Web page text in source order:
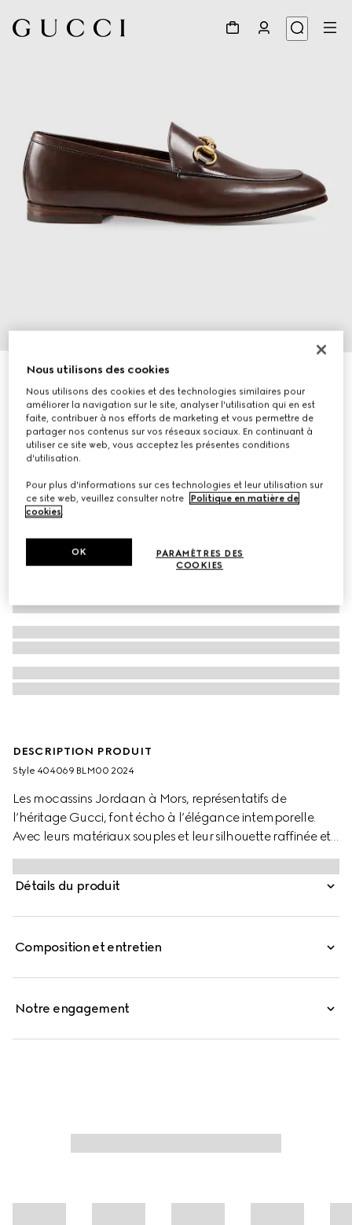
Mocassins Gucci Jordaan pour femme
€ 890
DESCRIPTION PRODUIT
Style ‎404069 BLM00 2024
Les mocassins Jordaan à Mors, représentatifs de
l’héritage Gucci, font écho à l’élégance intemporelle.
Avec leurs matériaux souples et leur silhouette raffinée et
épurée, ces chaussures incarnent l’élégance au
quotidien.
Détails du produit
Composition et entretien
Notre engagement
Nous utilisons des cookies
Nous utilisons des cookies et des technologies similaires pour
améliorer la navigation sur le site, analyser l'utilisation qui en est
faite, contribuer à nos efforts de marketing et vous permettre de
partager nos contenus sur vos réseaux sociaux. En continuant à
utiliser ce site web, vous acceptez les présentes conditions
d'utilisation.
Pour plus d'informations sur ces technologies et leur utilisation sur
ce site web, veuillez consulter notre
Politique en matière de
cookies.
PARAMÈTRES DES
COOKIES
OK